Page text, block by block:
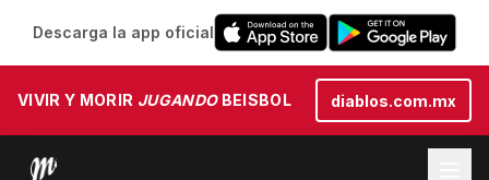
Descarga la app oficial
VIVIR Y MORIR JUGANDOBEISBOL diablos.com.mx